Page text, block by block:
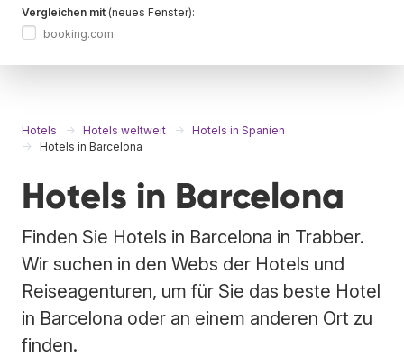
Vergleichen mit (neues Fenster):
booking.com
Hotels Hotels weltweit
Hotels in Spanien
Hotels in Barcelona
Hotels in Barcelona
Finden Sie Hotels in Barcelona in Trabber.
Wir suchen in den Webs der Hotels und
Reiseagenturen, um für Sie das beste Hotel
in Barcelona oder an einem anderen Ort zu
finden.